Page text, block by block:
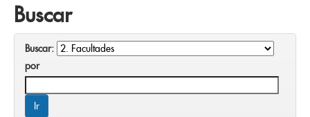
Buscar
Buscar:
por